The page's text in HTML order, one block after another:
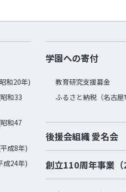
和20年)
和33
和47
成8年)
成24年)
学園への寄付
教育研究支援募金
ふるさと納税（名古
後援会組織 愛名会
創立110周年事業（